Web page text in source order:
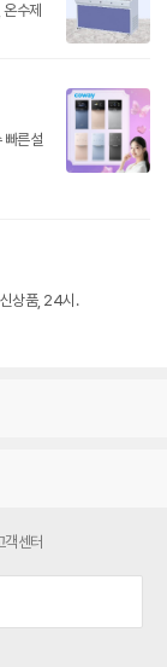
수제
빠른설
상품, 24시.
객센터